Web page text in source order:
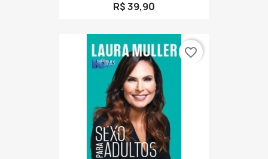
R$ 39,90
favorite_border